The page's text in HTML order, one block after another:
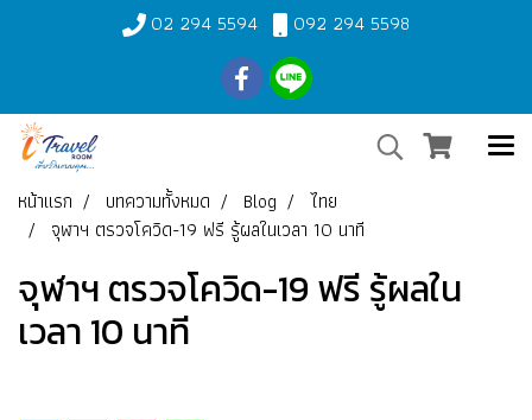
02 294 5594 092 294 5598
หน้าแรก บทความทั้งหมด Blog
ไทย
จุฬาฯ ตรวจโควิด-19 ฟรี รู้ผลในเวลา 10 นาที
จุฬาฯ ตรวจโควิด-19 ฟรี รู้ผลใน
เวลา 10 นาที